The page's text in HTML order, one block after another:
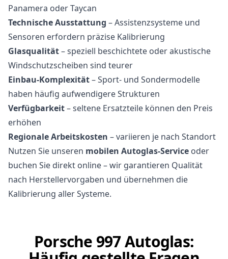
Panamera oder Taycan
Technische Ausstattung – Assistenzsysteme und
Sensoren erfordern präzise Kalibrierung
Glasqualität– speziell beschichtete oder akustische
Windschutzscheiben sind teurer
Einbau-Komplexität– Sport- und Sondermodelle
haben häufig aufwendigere Strukturen
Verfügbarkeit– seltene Ersatzteile können den Preis
erhöhen
Regionale Arbeitskosten – variieren je nach Standort
Nutzen Sie unseren mobilen Autoglas-Service oder
buchen Sie direkt online – wir garantieren Qualität
nach Herstellervorgaben und übernehmen die
Kalibrierung aller Systeme.
Porsche 997 Autoglas: